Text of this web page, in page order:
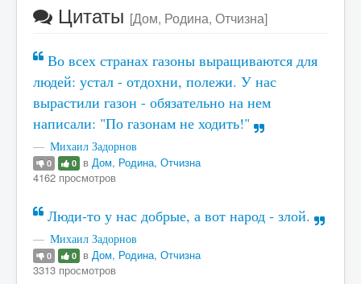
Цитаты [Дом, Родина, Отчизна]
Во всех странах газоны выращиваются для
людей: устал - отдохни, полежи. У нас
вырастили газон - обязательно на нем
написали: "По газонам не ходить!"
Михаил Задорнов
0 0 в Дом, Родина, Отчизна
4162 просмотров
Люди-то у нас добрые, а вот народ - злой.
Михаил Задорнов
0 0 в Дом, Родина, Отчизна
3313 просмотров